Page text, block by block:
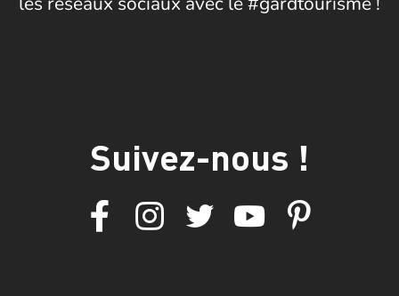
Suivez-nous !